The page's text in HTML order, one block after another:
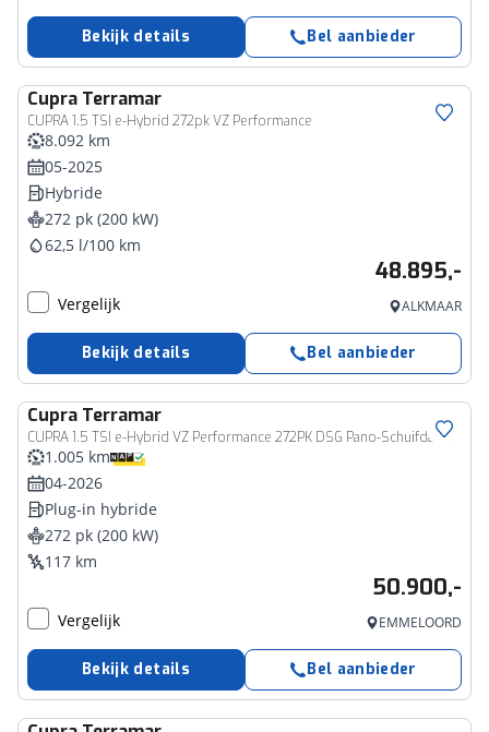
Bekijk details Bel aanbieder
Cupra Terramar
CUPRA 1.5 TSI e-Hybrid 272pk VZ Performance
8.092 km
05-2025
Hybride
272 pk (200 kW)
62,5 l/100 km
48.895,-
Vergelijk ALKMAAR
Bekijk details Bel aanbieder
Cupra Terramar
CUPRA 1.5 TSI e-Hybrid VZ Performance 272PK DSG Pano-Schuifdak, Trekhaak, 20" LM Velgen, Matrix-LED Verlichting, Head-Up Display, 360gr. Camera, Sennheiser Audio, Keyless, Side Assist
1.005 km
04-2026
Plug-in hybride
272 pk (200 kW)
117 km
50.900,-
Vergelijk EMMELOORD
Bekijk details Bel aanbieder